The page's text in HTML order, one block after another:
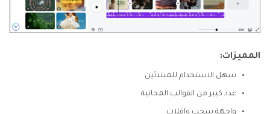
المميزات:
سهل الاستخدام للمبتدئين
عدد كبير من القوالب المجانية
واجهة سحب وإفلات